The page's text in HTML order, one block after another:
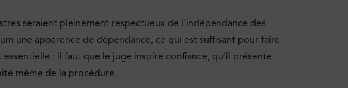
seraient pleinement respectueux de l’indépendance des
une apparence de dépendance, ce qui est suffisant pour faire
: il faut que le juge inspire confiance, qu’il présente
même de la procédure.